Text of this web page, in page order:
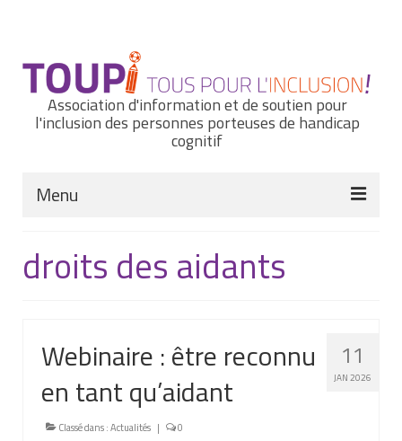
Association d'information et de soutien pour
l'inclusion des personnes porteuses de handicap
cognitif
Menu
Nous connaître
Nos missions et nos valeurs
Notre équipe
Nous contacter
droits des aidants
11
JAN 2026
Webinaire : être reconnu
en tant qu’aidant
Classé dans :Actualités | 0